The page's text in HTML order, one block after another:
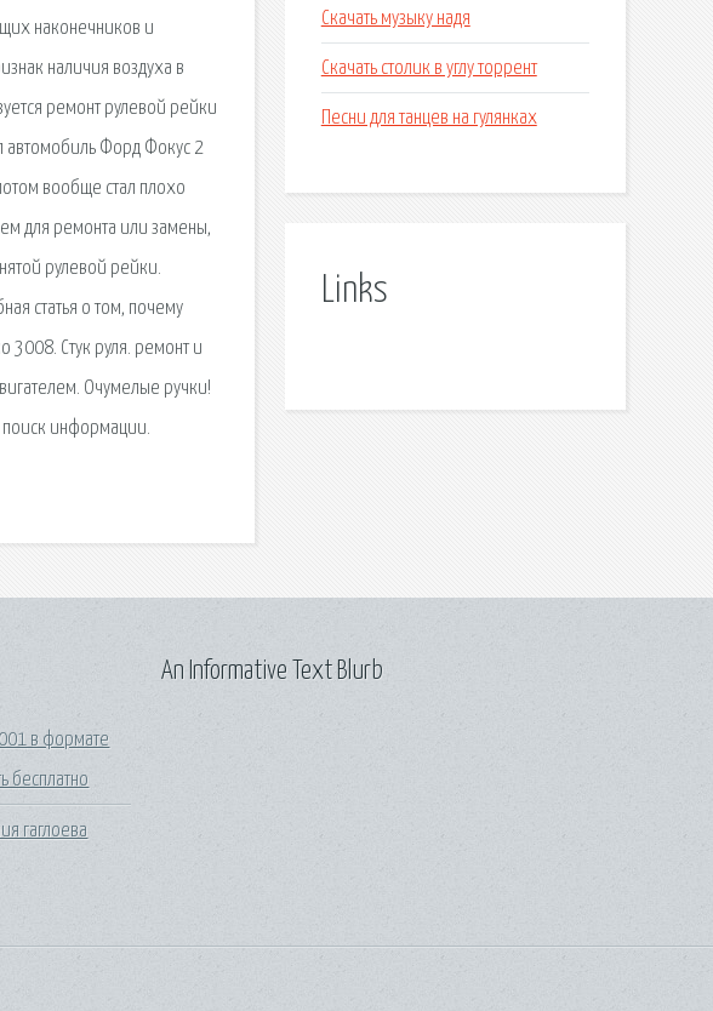
наконечников и
наличия воздуха в
ремонт рулевой рейки
Форд Фокус 2
вообще стал плохо
для ремонта или замены,
рулевой рейки.
статья о том, почему
3008. Стук руля. ремонт и
Очумелые ручки!
поиск информации.
Скачать музыку надя
Скачать столик в углу торрент
Песни для танцев на гулянках
Links
в формате
бесплатно
гаглоева
An Informative Text Blurb